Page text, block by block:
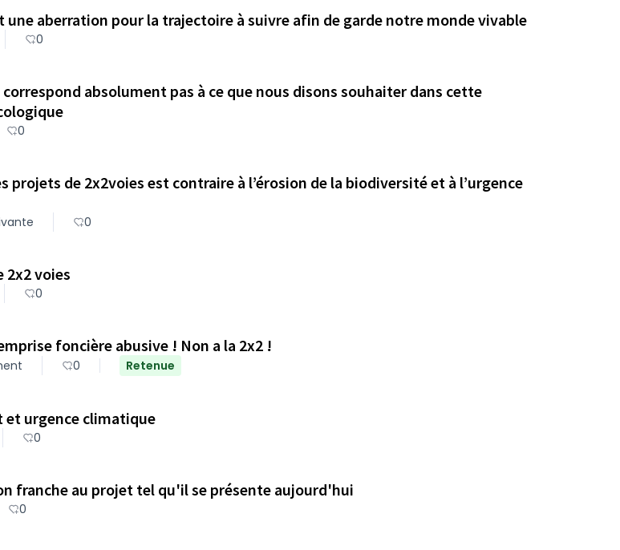
une aberration pour la trajectoire à suivre afin de garde notre monde vivable
0
absolument pas à ce que nous disons souhaiter dans cette
0
projets de 2x2voies est contraire à l’érosion de la biodiversité et à l’urgence
0
2x2 voies
0
foncière abusive ! Non a la 2x2 !
0 Retenue
et urgence climatique
0
franche au projet tel qu'il se présente aujourd'hui
0